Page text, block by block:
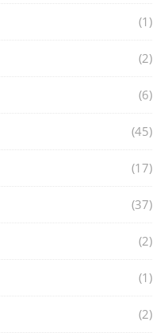
(1)
(2)
(6)
(45)
(17)
(37)
(2)
(1)
(2)